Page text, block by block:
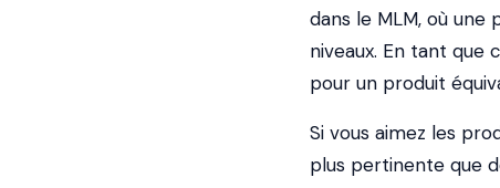
dans le MLM, où
niveaux. En tant que
pour un produit
Si vous aimez les
plus pertinente que